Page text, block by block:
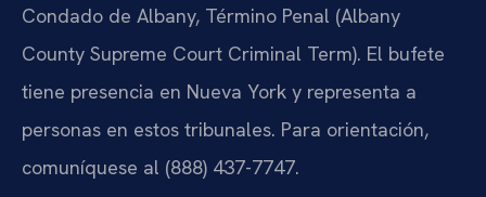
Condado de Albany, Término Penal (Albany
County Supreme Court Criminal Term). El bufete
tiene presencia en Nueva York y representa a
personas en estos tribunales. Para orientación,
comuníquese al (888) 437-7747.